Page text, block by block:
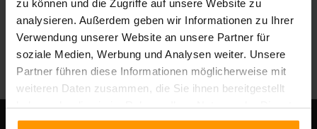
zu können und die Zugriffe auf unsere Website zu
analysieren. Außerdem geben wir Informationen zu Ihrer
Verwendung unserer Website an unsere Partner für
soziale Medien, Werbung und Analysen weiter. Unsere
Partner führen diese Informationen möglicherweise mit
weiteren Daten zusammen, die Sie ihnen bereitgestellt
haben oder die sie im Rahmen Ihrer Nutzung der Dienste
gesammelt haben.
All Games